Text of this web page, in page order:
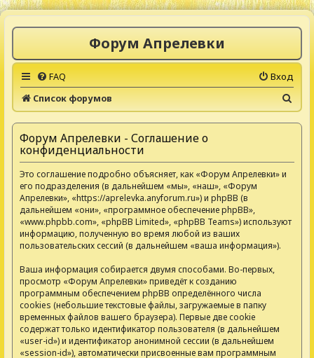
Форум Апрелевки
FAQ
Вход
Список форумов
о
Форум Апрелевки - Соглашение о
конфиденциальности
Это соглашение подробно объясняет, как «Форум Апрелевки» и
его подразделения (в дальнейшем «мы», «наш», «Форум
Апрелевки», «https://aprelevka.anyforum.ru») и phpBB (в
дальнейшем «они», «программное обеспечение phpBB»,
«www.phpbb.com», «phpBB Limited», «phpBB Teams») используют
информацию, полученную во время любой из ваших
пользовательских сессий (в дальнейшем «ваша информация»).
Ваша информация собирается двумя способами. Во-первых,
просмотр «Форум Апрелевки» приведёт к созданию
программным обеспечением phpBB определённого числа
cookies (небольшие текстовые файлы, загружаемые в папку
временных файлов вашего браузера). Первые две cookie
содержат только идентификатор пользователя (в дальнейшем
«user-id») и идентификатор анонимной сессии (в дальнейшем
«session-id»), автоматически присвоенные вам программным